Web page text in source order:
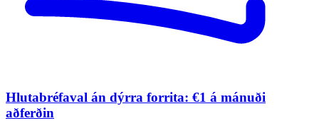
Hlutabréfaval án dýrra forrita: €1 á mánuði
aðferðin